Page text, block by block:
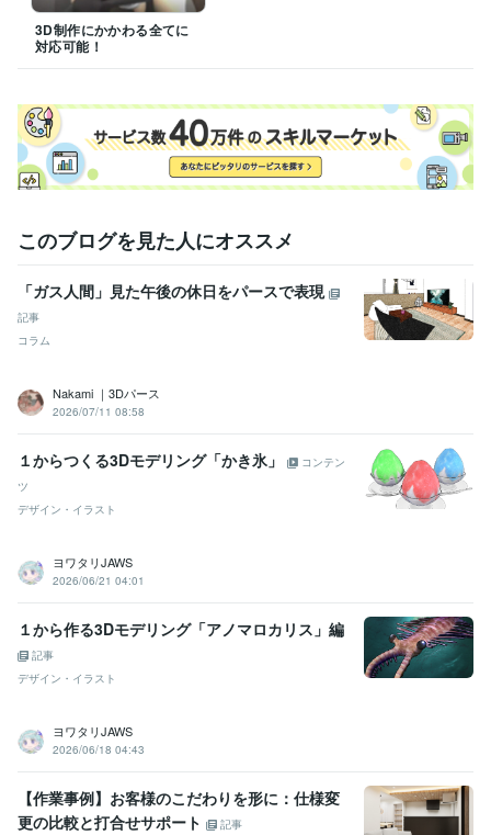
3D制作にかかわる全てに
対応可能！
このブログを見た人にオススメ
「ガス人間」見た午後の休日をパースで表現
記事
コラム
Nakami ｜3Dパース
2026/07/11 08:58
１からつくる3Dモデリング「かき氷」
コンテン
ツ
デザイン・イラスト
ヨワタリJAWS
2026/06/21 04:01
１から作る3Dモデリング「アノマロカリス」編
記事
デザイン・イラスト
ヨワタリJAWS
2026/06/18 04:43
【作業事例】お客様のこだわりを形に：仕様変
更の比較と打合せサポート
記事